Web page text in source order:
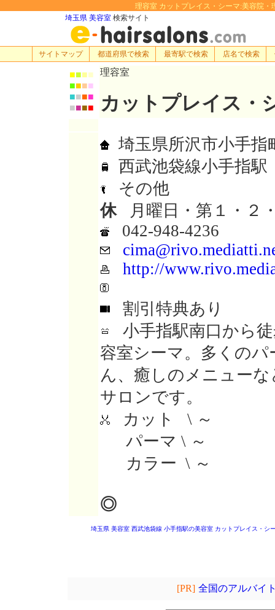
理容室 カットプレイス・シーマ:美容院・
埼玉県 美容室 検索サイト
サイトマップ 都道府県で検索 最寄駅で検索 店名で検索
■■■■
■■■■
■■■■
■■■■
理容室
カットプレイス・
埼玉県所沢市小手指
西武池袋線小手指駅
その他
休月曜日・第１・２
042-948-4236
http://
割引特典あり
小手指駅南口から
容室シーマ。多くの
ん、癒しのメニュー
サロンです。
カット \ ～
パーマ \ ～
カラー \ ～
◎
埼玉県 美容室 西武池袋線 小手指駅の美容室 カットプレイス・シ
[PR] 全国のアルバイ